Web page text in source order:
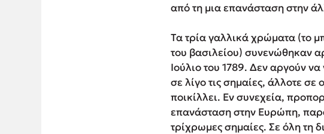
από τη μια επανάσταση στην
Τα τρία γαλλικά χρώματα (το
του βασιλείου) συνενώθηκαν
Ιούλιο του 1789. Δεν αργούν
σε λίγο τις σημαίες, άλλοτε σε
ποικίλλει. Εν συνεχεία,
επανάσταση στην Ευρώπη,
τρίχρωμες σημαίες. Σε όλη τη